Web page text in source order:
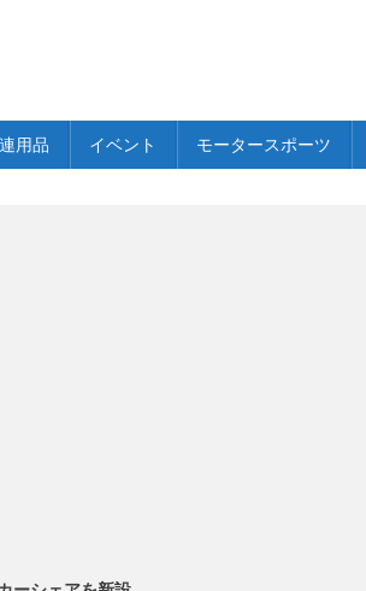
用品 イベント モータースポーツ